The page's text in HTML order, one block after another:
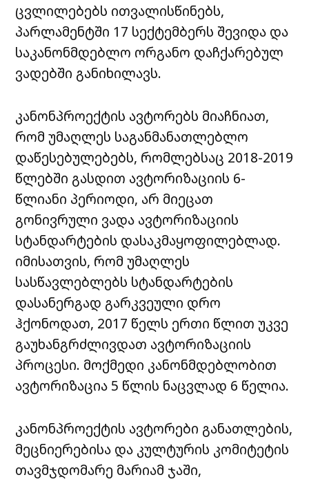
ცვლილებებს ითვალისწინებს,
პარლამენტში 17 სექტემბერს შევიდა და
საკანონმდებლო ორგანო დაჩქარებულ
ვადებში განიხილავს.
კანონპროექტის ავტორებს მიაჩნიათ,
რომ უმაღლეს საგანმანათლებლო
დაწესებულებებს, რომლებსაც 2018-2019
წლებში გასდით ავტორიზაციის 6-
წლიანი პერიოდი, არ მიეცათ
გონივრული ვადა ავტორიზაციის
სტანდარტების დასაკმაყოფილებლად.
იმისათვის, რომ უმაღლეს
სასწავლებლებს სტანდარტების
დასანერგად გარკვეული დრო
ჰქონოდათ, 2017 წელს ერთი წლით უკვე
გაუხანგრძლივდათ ავტორიზაციის
პროცესი. მოქმედი კანონმდებლობით
ავტორიზაცია 5 წლის ნაცვლად 6 წელია.
კანონპროექტის ავტორები განათლების,
მეცნიერებისა და კულტურის კომიტეტის
თავმჯდომარე მარიამ ჯაში,